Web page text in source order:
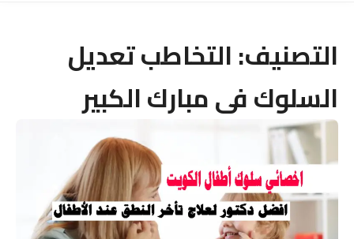
التصنيف:التخاطب تعديل
السلوك فى مبارك الكبير